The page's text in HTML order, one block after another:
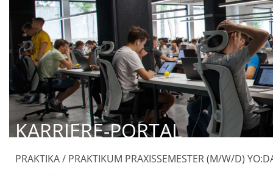
KARRIERE-PORTAL
PRAKTIKA / PRAKTIKUM PRAXISSEMESTER (M/W/D)